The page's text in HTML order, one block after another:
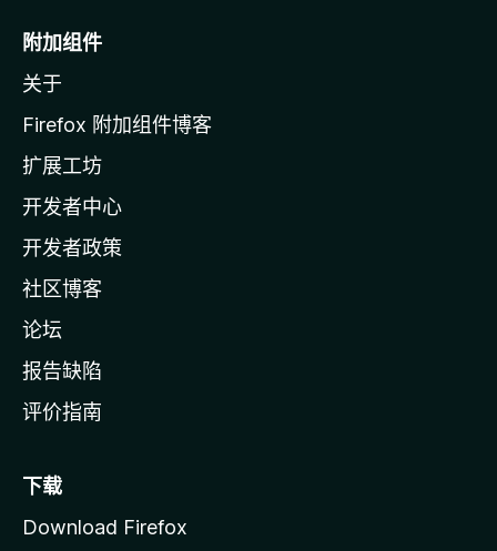
o
i
l
a
主
页
附加组件
关于
Firefox 附加组件博客
扩展工坊
开发者中心
开发者政策
社区博客
论坛
报告缺陷
评价指南
下载
Download Firefox